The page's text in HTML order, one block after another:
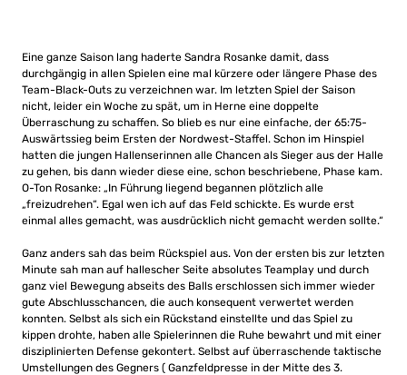
Eine ganze Saison lang haderte Sandra Rosanke damit, dass
durchgängig in allen Spielen eine mal kürzere oder längere Phase des
Team-Black-Outs zu verzeichnen war. Im letzten Spiel der Saison
nicht, leider ein Woche zu spät, um in Herne eine doppelte
Überraschung zu schaffen. So blieb es nur eine einfache, der 65:75-
Auswärtssieg beim Ersten der Nordwest-Staffel. Schon im Hinspiel
hatten die jungen Hallenserinnen alle Chancen als Sieger aus der Halle
zu gehen, bis dann wieder diese eine, schon beschriebene, Phase kam.
O-Ton Rosanke: „In Führung liegend begannen plötzlich alle
„freizudrehen“. Egal wen ich auf das Feld schickte. Es wurde erst
einmal alles gemacht, was ausdrücklich nicht gemacht werden sollte.“
Ganz anders sah das beim Rückspiel aus. Von der ersten bis zur letzten
Minute sah man auf hallescher Seite absolutes Teamplay und durch
ganz viel Bewegung abseits des Balls erschlossen sich immer wieder
gute Abschlusschancen, die auch konsequent verwertet werden
konnten. Selbst als sich ein Rückstand einstellte und das Spiel zu
kippen drohte, haben alle Spielerinnen die Ruhe bewahrt und mit einer
disziplinierten Defense gekontert. Selbst auf überraschende taktische
Umstellungen des Gegners ( Ganzfeldpresse in der Mitte des 3.